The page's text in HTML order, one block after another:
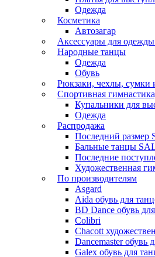
Одежда
Косметика
Автозагар
Аксессуары для
Народные танцы
Одежда
Обувь
Рюкзаки, чехлы, сумки
Спортивная
Купальники для
Одежда
Распродажа
Последний размер
Бальные танцы
Последние
Художественная
По производителям
Asgard
Аida обувь для
BD Dance обувь
Colibri
Chacott
Dancemaster обувь
Galex обувь для